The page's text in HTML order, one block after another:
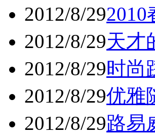
2012/8/292010
2012/8/29天才
2012/8/29时尚
2012/8/29优雅
2012/8/29路易